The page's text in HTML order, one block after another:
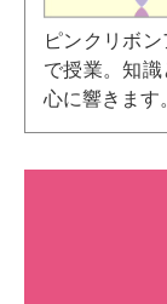
ピンクリボ
で授業。知
心に響きます